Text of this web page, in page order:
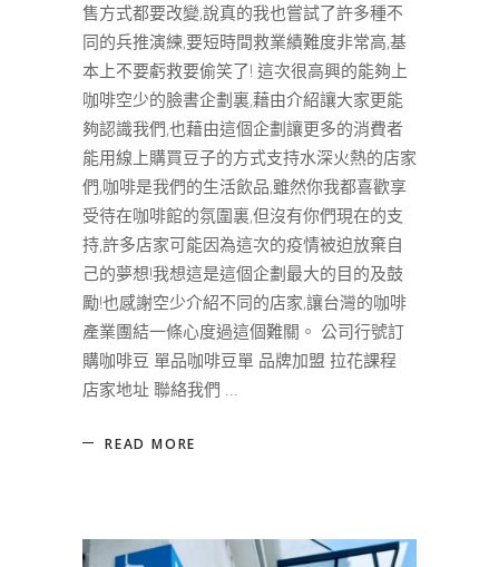
售方式都要改變,說真的我也嘗試了許多種不
同的兵推演練,要短時間救業績難度非常高,基
本上不要虧救要偷笑了! 這次很高興的能夠上
咖啡空少的臉書企劃裏,藉由介紹讓大家更能
夠認識我們,也藉由這個企劃讓更多的消費者
能用線上購買豆子的方式支持水深火熱的店家
們,咖啡是我們的生活飲品,雖然你我都喜歡享
受待在咖啡館的氛圍裏,但沒有你們現在的支
持,許多店家可能因為這次的疫情被迫放棄自
己的夢想!我想這是這個企劃最大的目的及鼓
勵!也感謝空少介紹不同的店家,讓台灣的咖啡
產業團結一條心度過這個難關。 公司行號訂
購咖啡豆 單品咖啡豆單 品牌加盟 拉花課程
店家地址 聯絡我們
READ MORE